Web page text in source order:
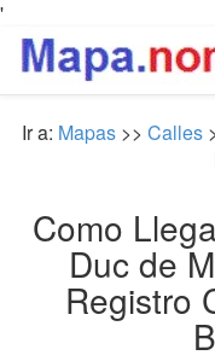
'
Ir a: Mapas >> Calles
Como
Duc de
Registro